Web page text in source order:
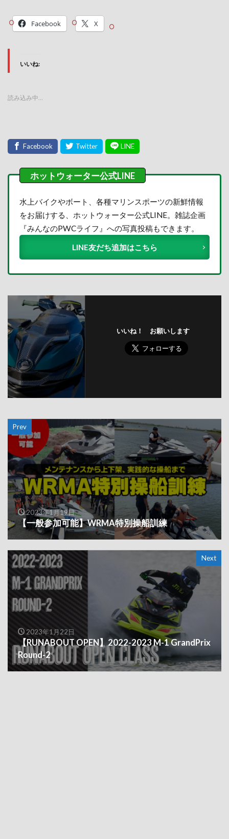
Facebook X
いいね:
読み込み中…
水上バイクやボート、各種マリンスポーツの新鮮情報
をお届けする、ホットウォーター公式LINE。雑誌企画
『みんなのPWCライフ』への写真投稿もできます。
LINE友だち追加はこちら
いいね！ お願いします
Prev
2023年1月19日
【一般参加可能】WRMA特別操船訓練
Next
2023年1月22日
【RUNABOUT OPEN】2022-2023 M-1 GrandPrix
Round-2